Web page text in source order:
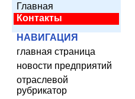
Главная
Контакты
НАВИГАЦИЯ
главная страница
новости предприятий
отраслевой
рубрикатор